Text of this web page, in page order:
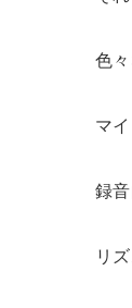
色
マ
録
リ